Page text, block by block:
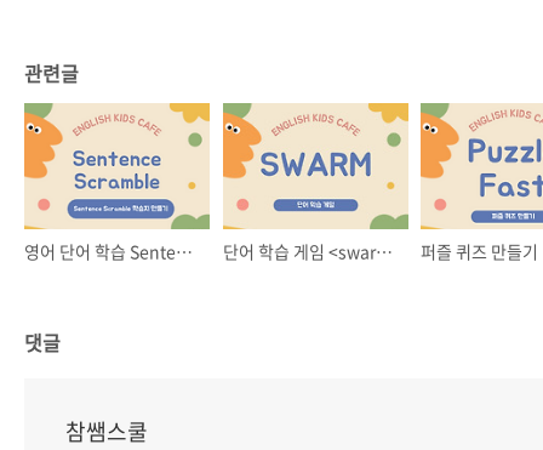
관련글
영어 단어 학습 Sentence Scramble 단어 학습 게임 <swarm>
댓글
참쌤스쿨